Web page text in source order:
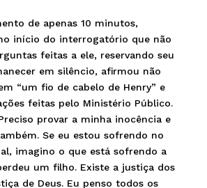
de apenas 10 minutos,
início do interrogatório que não
feitas a ele, reservando seu
em silêncio, afirmou não
“um fio de cabelo de Henry” e
feitas pelo Ministério Público.
provar a minha inocência e
Se eu estou sofrendo no
imagino o que está sofrendo a
um filho. Existe a justiça dos
de Deus. Eu penso todos os